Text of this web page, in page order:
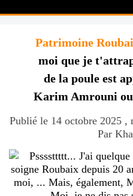
Patrimoine
moi que je
de la poule est
Karim Amrouni
Publié le 14 octobre 2025 ,
Par